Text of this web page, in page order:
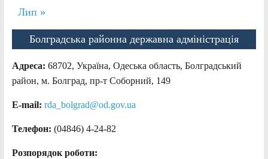
Лип »
Болградська районна державна адміністрація
Адреса: 68702, Україна, Одеська область, Болградський
район, м. Болград, пр-т Соборний, 149
E-mail: rda_bolgrad@od.gov.ua
Телефон: (04846) 4-24-82
Розпорядок роботи: